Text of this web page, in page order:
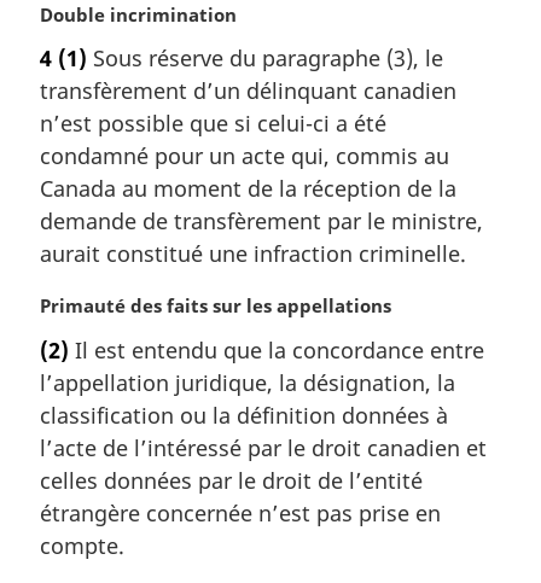
a
l
e
:
N
t
e
m
a
g
i
n
l
:
Double incrimination
4 (1) Sous réserve du paragraphe (3), le
transfèrement d’un délinquant canadien
n’est possible que si celui-ci a été
condamné pour un acte qui, commis au
Canada au moment de la réception de la
demande de transfèrement par le ministre,
aurait constitué une infraction criminelle.
N
t
e
m
a
g
i
n
Primauté des faits sur les appellations
(2) Il est entendu que la concordance entre
l’appellation juridique, la désignation, la
classification ou la définition données à
l’acte de l’intéressé par le droit canadien et
celles données par le droit de l’entité
étrangère concernée n’est pas prise en
compte.